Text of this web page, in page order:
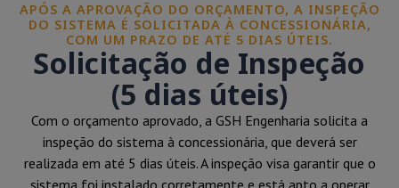
APÓS A APROVAÇÃO DO ORÇAMENTO, A INSPEÇÃO
DO SISTEMA É SOLICITADA À CONCESSIONÁRIA,
COM UM PRAZO DE ATÉ 5 DIAS ÚTEIS.
Solicitação de Inspeção
(5 dias úteis)
Com o orçamento aprovado, a GSH Engenharia solicita a
inspeção do sistema à concessionária, que deverá ser
realizada em até 5 dias úteis. A inspeção visa garantir que o